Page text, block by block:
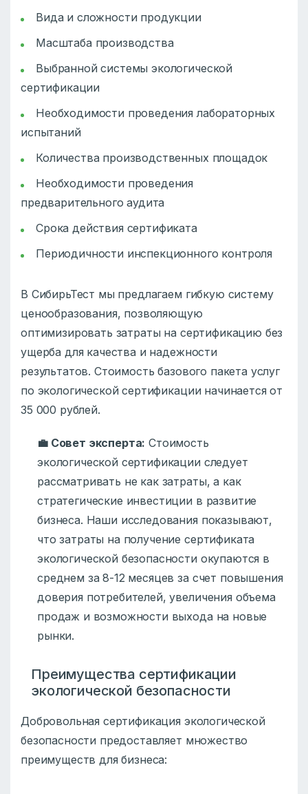
Вида и сложности продукции
Масштаба производства
Выбранной системы экологической
сертификации
Необходимости проведения лабораторных
испытаний
Количества производственных площадок
Необходимости проведения
предварительного аудита
Срока действия сертификата
Периодичности инспекционного контроля
В СибирьТест мы предлагаем гибкую систему
ценообразования, позволяющую
оптимизировать затраты на сертификацию без
ущерба для качества и надежности
результатов. Стоимость базового пакета услуг
по экологической сертификации начинается от
35 000 рублей.
💼 Совет эксперта: Стоимость
экологической сертификации следует
рассматривать не как затраты, а как
стратегические инвестиции в развитие
бизнеса. Наши исследования показывают,
что затраты на получение сертификата
экологической безопасности окупаются в
среднем за 8-12 месяцев за счет повышения
доверия потребителей, увеличения объема
продаж и возможности выхода на новые
рынки.
Преимущества сертификации
экологической безопасности
Добровольная сертификация экологической
безопасности предоставляет множество
преимуществ для бизнеса: